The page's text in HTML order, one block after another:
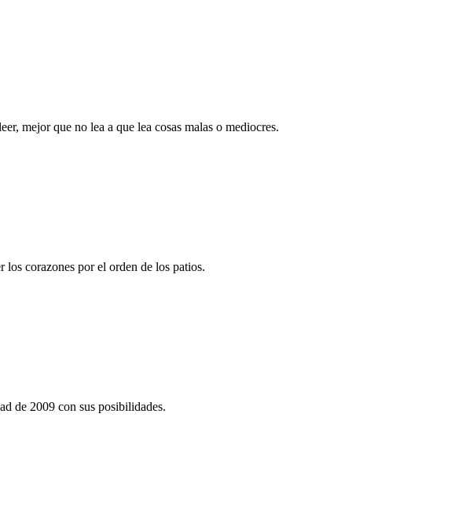
mejor que no lea a que lea cosas malas o mediocres.
corazones por el orden de los patios.
de 2009 con sus posibilidades.